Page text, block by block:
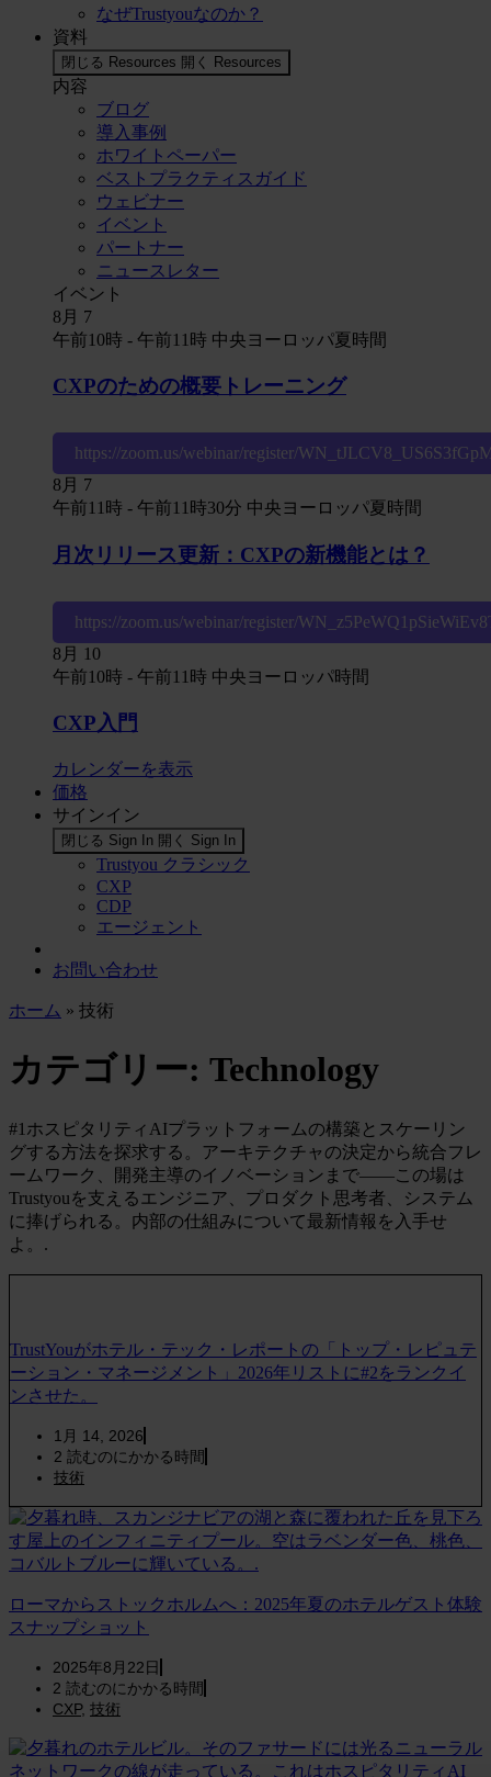
なぜTrustyouなのか？
資料
閉じる Resources 開く Resources
内容
ブログ
導入事例
ホワイトペーパー
ベストプラクティスガイド
ウェビナー
イベント
パートナー
ニュースレター
イベント
8月 7
午前10時 - 午前11時 中央ヨーロッパ夏時間
CXPのための概要トレーニング
https://zoom.us/webinar/register/
8月 7
午前11時 - 午前11時30分 中央ヨーロッパ夏時間
月次リリース更新：CXPの新機能とは？
https://zoom.us/webinar/register/
8月
10
午前10時 - 午前11時 中央ヨーロッパ時間
CXP入門
カレンダーを表示
価格
サインイン
閉じる Sign In 開く Sign In
Trustyou クラシック
CXP
CDP
エージェント
お問い合わせ
ホーム » 技術
カテゴリー: Technology
#1ホスピタリティAIプラットフォームの構築とスケーリン
グする方法を探求する。アーキテクチャの決定から統合フレ
ームワーク、開発主導のイノベーションまで——この場は
Trustyouを支えるエンジニア、プロダクト思考者、システム
に捧げられる。内部の仕組みについて最新情報を入手せ
よ。.
TrustYouがホテル・テック・レポートの「トップ・レピュテ
ーション・マネージメント」2026年リストに#2をランクイ
ンさせた。
1月 14, 2026
2 読むのにかかる時間
技術
ローマからストックホルムへ：2025年夏のホテルゲスト体験
スナップショット
2025年8月22日
2 読むのにかかる時間
CXP, 技術